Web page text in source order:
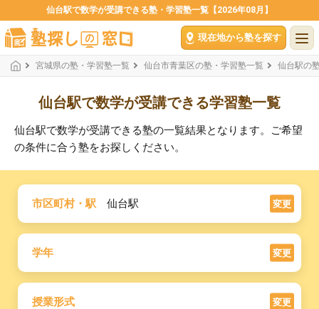
仙台駅で数学が受講できる塾・学習塾一覧【2026年08月】
現在地から塾を探す
宮城県の塾・学習塾一覧 仙台市青葉区の塾・学習塾一覧 仙台駅の
仙台駅で数学が受講できる学習塾一覧
仙台駅で数学が受講できる塾の一覧結果となります。ご希望
の条件に合う塾をお探しください。
市区町村・駅 仙台駅 変更
学年 変更
授業形式 変更